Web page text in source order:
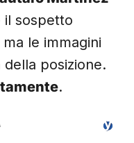
il sospetto
le immagini
posizione.
.